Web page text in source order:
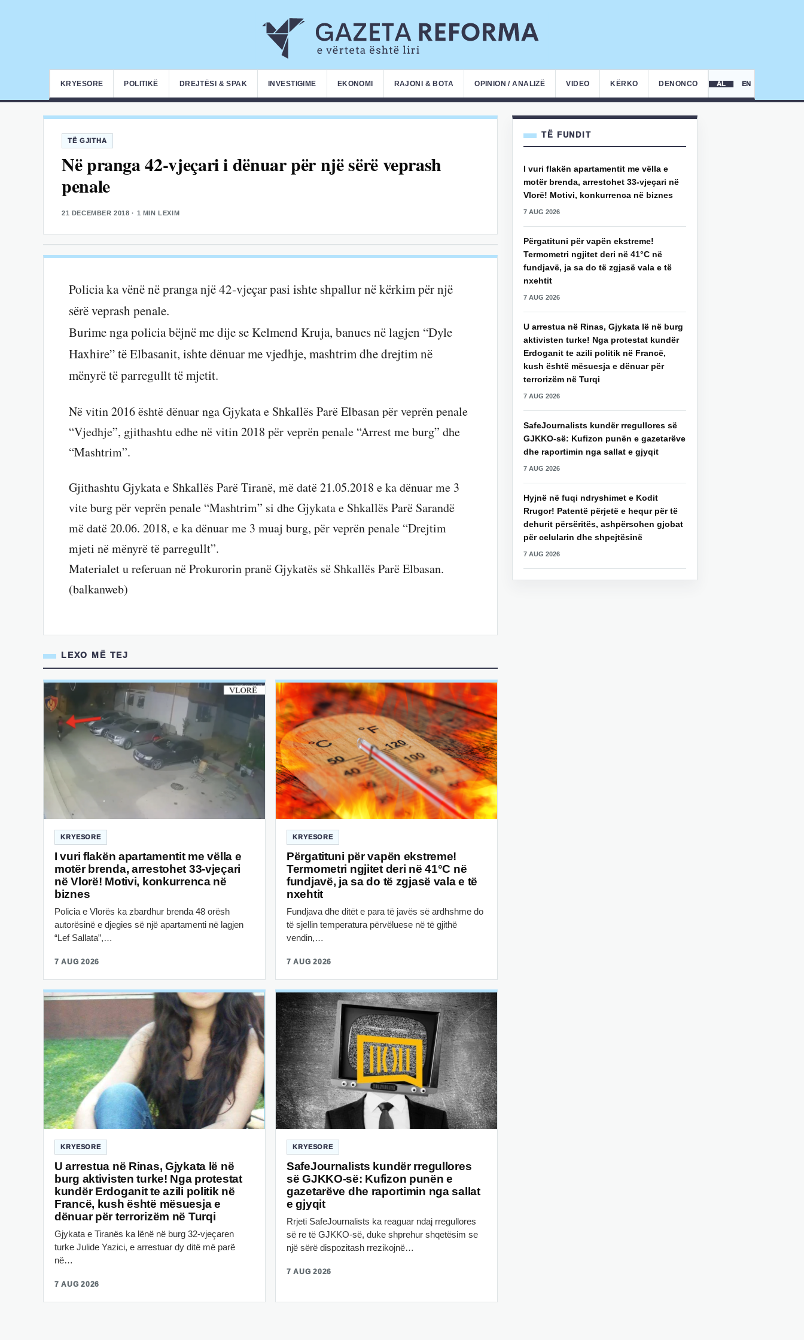
KRYESORE POLITIKË DREJTËSI & SPAK INVESTIGIME EKONOMI RAJONI & BOTA OPINION / ANALIZË VIDEO KËRKO DENONCO AL EN
TË GJITHA
Në pranga 42-vjeçari i dënuar për një sërë veprash
penale
21 DECEMBER 2018 · 1 MIN LEXIM
Policia ka vënë në pranga një 42-vjeçar pasi ishte shpallur në kërkim për një
sërë veprash penale.
Burime nga policia bëjnë me dije se Kelmend Kruja, banues në lagjen “Dyle
Haxhire” të Elbasanit, ishte dënuar me vjedhje, mashtrim dhe drejtim në
mënyrë të parregullt të mjetit.
Në vitin 2016 është dënuar nga Gjykata e Shkallës Parë Elbasan për veprën penale
“Vjedhje”, gjithashtu edhe në vitin 2018 për veprën penale “Arrest me burg” dhe
“Mashtrim”.
Gjithashtu Gjykata e Shkallës Parë Tiranë, më datë 21.05.2018 e ka dënuar me 3
vite burg për veprën penale “Mashtrim” si dhe Gjykata e Shkallës Parë Sarandë
më datë 20.06. 2018, e ka dënuar me 3 muaj burg, për veprën penale “Drejtim
mjeti në mënyrë të parregullt”.
Materialet u referuan në Prokurorin pranë Gjykatës së Shkallës Parë Elbasan.
(balkanweb)
LEXO MË TEJ
KRYESORE
I vuri flakën apartamentit me vëlla e
motër brenda, arrestohet 33-vjeçari
në Vlorë! Motivi, konkurrenca në
biznes
Policia e Vlorës ka zbardhur brenda 48 orësh
autorësinë e djegies së një apartamenti në lagjen
“Lef Sallata”,…
7 AUG 2026
KRYESORE
Përgatituni për vapën ekstreme!
Termometri ngjitet deri në 41°C në
fundjavë, ja sa do të zgjasë vala e të
nxehtit
Fundjava dhe ditët e para të javës së ardhshme do
të sjellin temperatura përvëluese në të gjithë
vendin,…
7 AUG 2026
KRYESORE
U arrestua në Rinas, Gjykata lë në
burg aktivisten turke! Nga protestat
kundër Erdoganit te azili politik në
Francë, kush është mësuesja e
dënuar për terrorizëm në Turqi
Gjykata e Tiranës ka lënë në burg 32-vjeçaren
turke Julide Yazici, e arrestuar dy ditë më parë
në…
7 AUG 2026
KRYESORE
SafeJournalists kundër rregullores
së GJKKO-së: Kufizon punën e
gazetarëve dhe raportimin nga sallat
e gjyqit
Rrjeti SafeJournalists ka reaguar ndaj rregullores
së re të GJKKO-së, duke shprehur shqetësim se
një sërë dispozitash rrezikojnë…
7 AUG 2026
TË FUNDIT
I vuri flakën apartamentit me vëlla e
motër brenda, arrestohet 33-vjeçari në
Vlorë! Motivi, konkurrenca në biznes
7 AUG 2026
Përgatituni për vapën ekstreme!
Termometri ngjitet deri në 41°C në
fundjavë, ja sa do të zgjasë vala e të
nxehtit
7 AUG 2026
U arrestua në Rinas, Gjykata lë në burg
aktivisten turke! Nga protestat kundër
Erdoganit te azili politik në Francë,
kush është mësuesja e dënuar për
terrorizëm në Turqi
7 AUG 2026
SafeJournalists kundër rregullores së
GJKKO-së: Kufizon punën e gazetarëve
dhe raportimin nga sallat e gjyqit
7 AUG 2026
Hyjnë në fuqi ndryshimet e Kodit
Rrugor! Patentë përjetë e hequr për të
dehurit përsëritës, ashpërsohen gjobat
për celularin dhe shpejtësinë
7 AUG 2026